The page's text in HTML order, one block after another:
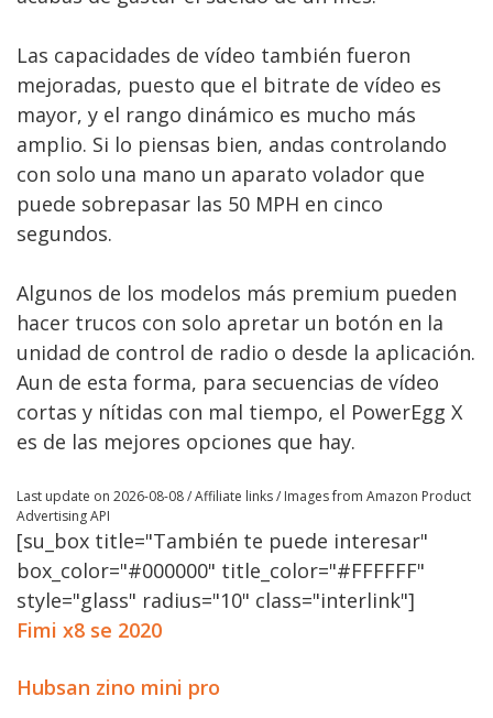
Las capacidades de vídeo también fueron
mejoradas, puesto que el bitrate de vídeo es
mayor, y el rango dinámico es mucho más
amplio. Si lo piensas bien, andas controlando
con solo una mano un aparato volador que
puede sobrepasar las 50 MPH en cinco
segundos.
Algunos de los modelos más premium pueden
hacer trucos con solo apretar un botón en la
unidad de control de radio o desde la aplicación.
Aun de esta forma, para secuencias de vídeo
cortas y nítidas con mal tiempo, el PowerEgg X
es de las mejores opciones que hay.
Last update on 2026-08-08 / Affiliate links / Images from Amazon Product
Advertising API
[su_box title="También te puede interesar"
box_color="#000000" title_color="#FFFFFF"
style="glass" radius="10" class="interlink"]
Fimi x8 se 2020
Hubsan zino mini pro